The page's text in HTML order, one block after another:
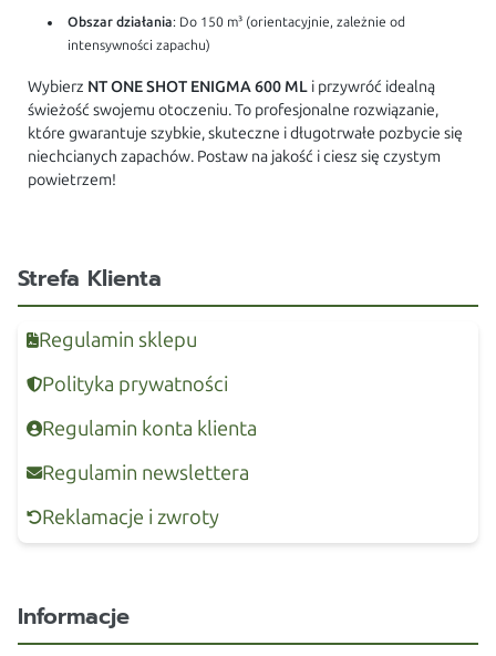
Obszar działania: Do 150 m³ (orientacyjnie, zależnie od
intensywności zapachu)
Wybierz NT ONE SHOT ENIGMA 600 ML i przywróć idealną
świeżość swojemu otoczeniu. To profesjonalne rozwiązanie,
które gwarantuje szybkie, skuteczne i długotrwałe pozbycie się
niechcianych zapachów. Postaw na jakość i ciesz się czystym
powietrzem!
Strefa Klienta
Regulamin sklepu
Polityka prywatności
Regulamin konta klienta
Regulamin newslettera
Reklamacje i zwroty
Informacje